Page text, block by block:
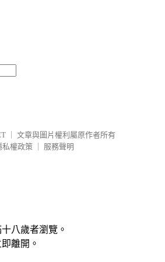
文章與圖片權利屬原作者所有
私權政策
服務聲明
八歲者瀏覽。
離開。